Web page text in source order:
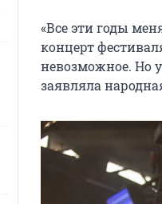
«Все эти годы
концерт
невозможное. Но
заявляла